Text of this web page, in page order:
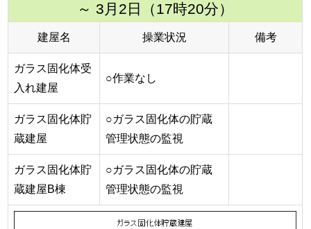
～ 3月2日（17時20分）
建屋名 操業状況 備考
ガラス固化体受
入れ建屋
○作業なし
ガラス固化体貯
蔵建屋
○ガラス固化体の貯蔵
管理状態の監視
ガラス固化体貯
蔵建屋B棟
○ガラス固化体の貯蔵
管理状態の監視